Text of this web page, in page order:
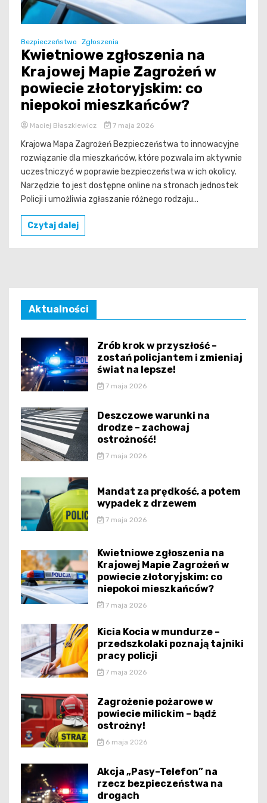
Bezpieczeństwo Zgłoszenia
Kwietniowe zgłoszenia na
Krajowej Mapie Zagrożeń w
powiecie złotoryjskim: co
niepokoi mieszkańców?
Maciej Błaszkiewicz 7 maja 2026
Krajowa Mapa Zagrożeń Bezpieczeństwa to innowacyjne
rozwiązanie dla mieszkańców, które pozwala im aktywnie
uczestniczyć w poprawie bezpieczeństwa w ich okolicy.
Narzędzie to jest dostępne online na stronach jednostek
Policji i umożliwia zgłaszanie różnego rodzaju...
Czytaj dalej
Aktualności
Zrób krok w przyszłość –
zostań policjantem i zmieniaj
świat na lepsze!
7 maja 2026
Deszczowe warunki na
drodze – zachowaj
ostrożność!
7 maja 2026
Mandat za prędkość, a potem
wypadek z drzewem
7 maja 2026
Kwietniowe zgłoszenia na
Krajowej Mapie Zagrożeń w
powiecie złotoryjskim: co
niepokoi mieszkańców?
7 maja 2026
Kicia Kocia w mundurze –
przedszkolaki poznają tajniki
pracy policji
7 maja 2026
Zagrożenie pożarowe w
powiecie milickim – bądź
ostrożny!
6 maja 2026
Akcja „Pasy–Telefon” na
rzecz bezpieczeństwa na
drogach